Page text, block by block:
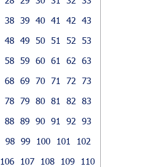
38 39 40 41 42
43
48 49 50 51 52
53
58 59 60 61 62
63
68 69 70 71 72
73
78 79 80 81 82
83
88 89 90 91 92
93
98 99 100 101
102
106 107 108 109
110